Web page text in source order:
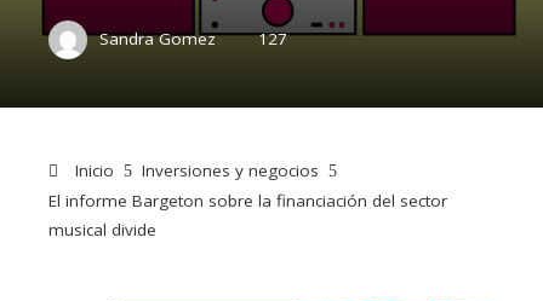
Sandra Gomez 127
Inicio
Inversiones y negocios
El informe Bargeton sobre la financiación del sector
musical divide